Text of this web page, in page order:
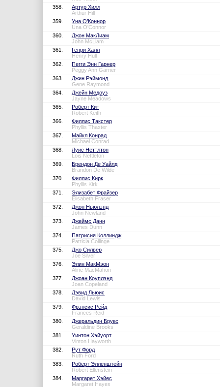
358.
Артур Хилл
Arthur Hill
359.
Уна О’Коннор
Una O'Connor
360.
Джон МакЛиам
John McLiam
361.
Генри Халл
Henry Hull
362.
Пегги Энн Гарнер
Peggy Ann Garner
363.
Джин Рэймонд
Gene Raymond
364.
Джейн Медоуз
Jayne Meadows
365.
Роберт Кит
Robert Keith
366.
Филлис Такстер
Phyllis Thaxter
367.
Майкл Конрад
Michael Conrad
368.
Луис Неттлтон
Lois Nettleton
369.
Брендон Де Уайлд
Brandon De Wilde
370.
Филлис Кирк
Phyllis Kirk
371.
Элизабет Фрайзер
Elisabeth Fraser
372.
Джон Ньюлэнд
John Newland
373.
Джеймс Данн
James Dunn
374.
Патрисия Коллиндж
Patricia Collinge
375.
Джо Силвер
Joe Silver
376.
Элин МакМэон
Aline MacMahon
377.
Джоан Коуплэнд
Joan Copeland
378.
Дэвид Льюис
David Lewis
379.
Фрэнсис Рейд
Frances Reid
380.
Джеральдин Брукс
Geraldine Brooks
381.
Уинтон Хэйуорт
Vinton Hayworth
382.
Рут Форд
Ruth Ford
383.
Роберт Элленштейн
Robert Ellenstein
384.
Маргарет Хэйес
Margaret Hayes